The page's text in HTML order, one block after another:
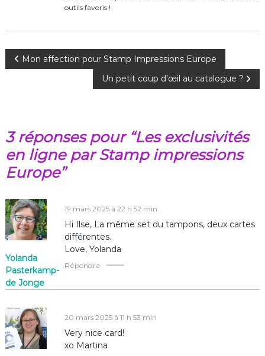
outils favoris !
N
i
g
a
t
i
o
d
Mon affection pour Stamp Impressions Europe
Un petit coup d’œil au catalogue ?
3 réponses pour “Les exclusivités
en ligne par Stamp impressions
Europe”
Yolanda
Pasterkamp-
de Jonge
19 mars 2025 à 22 h 52 min
Hi Ilse, La même set du tampons, deux cartes
différentes.
Love, Yolanda
Répondre
20 mars 2025 à 11 h 53 min
Very nice card!
xo Martina